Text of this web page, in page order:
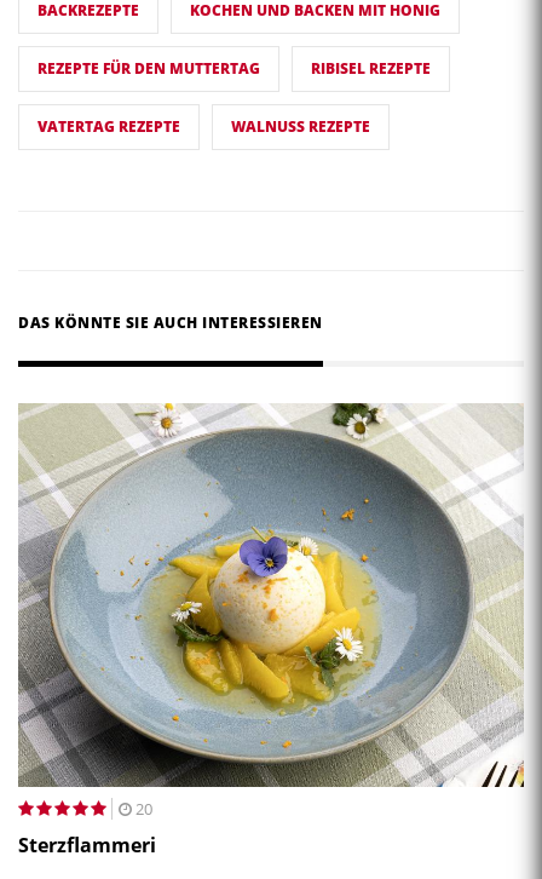
BACKREZEPTE KOCHEN UND BACKEN MIT HONIG
REZEPTE FÜR DEN MUTTERTAG RIBISEL REZEPTE
VATERTAG REZEPTE WALNUSS REZEPTE
DAS KÖNNTE SIE AUCH INTERESSIEREN
20
Sterzflammeri